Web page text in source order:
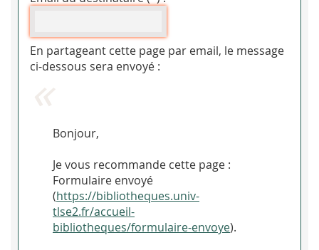
En partageant cette page par email, le message
ci-dessous sera envoyé :
Bonjour,
Je vous recommande cette page :
Formulaire envoyé
(https://bibliotheques.univ-
tlse2.fr/accueil-
bibliotheques/formulaire-envoye).